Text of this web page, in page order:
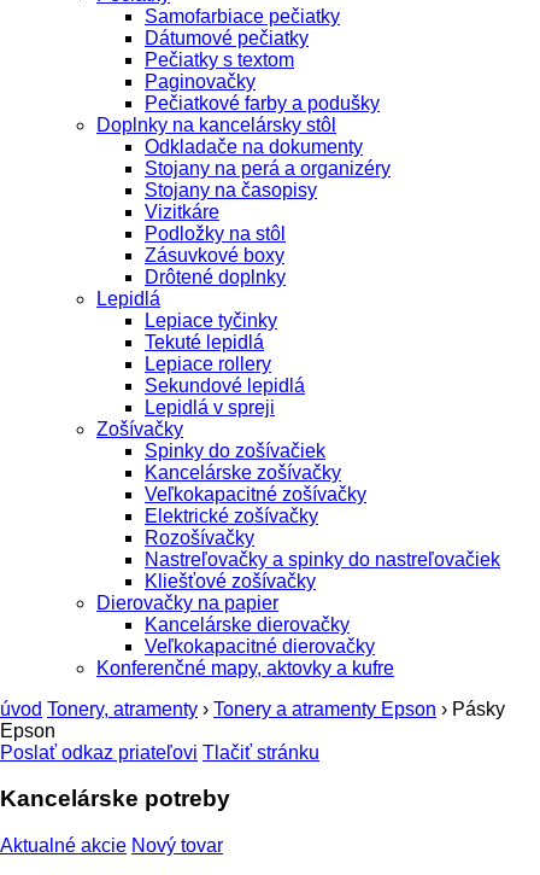
Samofarbiace pečiatky
Dátumové pečiatky
Pečiatky s textom
Paginovačky
Pečiatkové farby a podušky
Doplnky na kancelársky stôl
Odkladače na dokumenty
Stojany na perá a organizéry
Stojany na časopisy
Vizitkáre
Podložky na stôl
Zásuvkové boxy
Drôtené doplnky
Lepidlá
Lepiace tyčinky
Tekuté lepidlá
Lepiace rollery
Sekundové lepidlá
Lepidlá v spreji
Zošívačky
Spinky do zošívačiek
Kancelárske zošívačky
Veľkokapacitné zošívačky
Elektrické zošívačky
Rozošívačky
Nastreľovačky a spinky do nastreľovačiek
Kliešťové zošívačky
Dierovačky na papier
Kancelárske dierovačky
Veľkokapacitné dierovačky
Konferenčné mapy, aktovky a kufre
úvod Tonery, atramenty › Tonery a atramenty Epson › Pásky
Epson
Poslať odkaz priateľovi Tlačiť stránku
Kancelárske potreby
Aktualné akcie Nový tovar